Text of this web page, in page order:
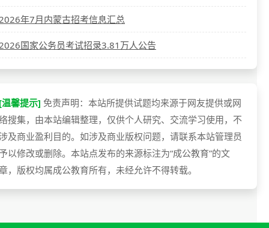
年7月内蒙古招考信息汇总
国家公务员考试招录3.81万人公告
馨提示] 免责声明：本站所提供试题均来源于网友提供或网
搜集，由本站编辑整理，仅供个人研究、交流学习使用，不
及商业盈利目的。如涉及商业版权问题，请联系本站管理员
以修改或删除。本站点发布的来源标注为“成公教育”的文
，版权均属成公教育所有，未经允许不得转载。